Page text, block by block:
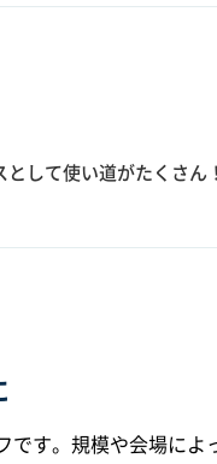
して使い道がたくさん！
です。規模や会場によ